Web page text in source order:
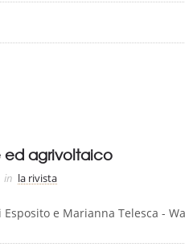
ed agrivoltaico
in la rivista
e Marianna Telesca -